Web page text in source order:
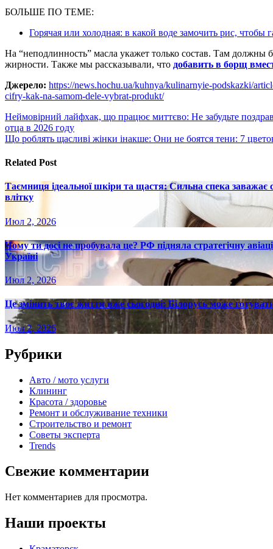
БОЛЬШЕ ПО ТЕМЕ:
Горячая или холодная: в какой воде замочить рис, чтобы
На “неподлинность” масла укажет только состав. Там должны
жирности. Также мы рассказывали, что добавить в борщ
Джерело: https://news.hochu.ua/kuhnya/kulinarnyie-podskazki/
cifry-kak-na-samom-dele-vybrat-produkt/
Навигация
по
Неймовірний лайфхак, що працює миттєво: Не забудьте
отца в 2026 году
Що роблять щасливі жінки інакше: Они не боятся тени: 7
Related Post
Таємниця ідеальної шкіри та щастя: Сильна спека
влітку
Июл 2, 2026
Чому ти досі не пробувала це? РФ підняла стратегічну
Україні
Июл 2, 2026
Це змінить твоє життя вже сьогодні: Білорусь може
Июл 2, 2026
Рубрики
Авто / мото услуги
Клининг
Красота / здоровье
Ремонт и обслуживание техники
Строительство и ремонт
Советы эксперта
Trends
Свежие комментарии
Нет комментариев для просмотра.
Наши проекты